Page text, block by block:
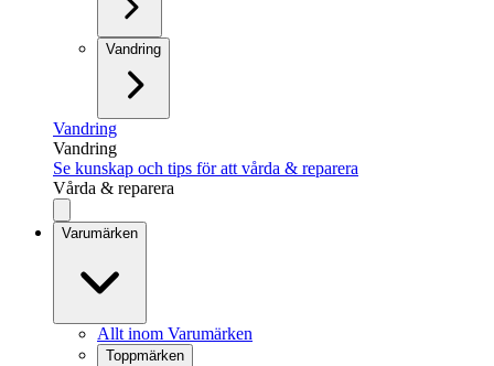
Vandring
Vandring
Vandring
Se kunskap och tips för att vårda & reparera
Vårda & reparera
Varumärken
Allt inom Varumärken
Toppmärken